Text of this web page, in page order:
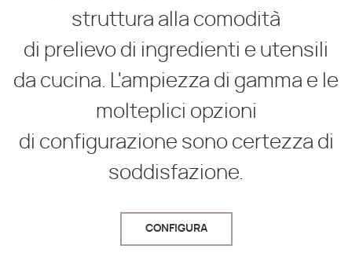
struttura alla comodità
di prelievo di ingredienti e utensili
da cucina. L'ampiezza di gamma e le
molteplici opzioni
di configurazione sono certezza di
soddisfazione.
CONFIGURA